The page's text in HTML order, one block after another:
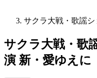
サクラ大戦・歌謡
サクラ大戦・歌
演 新・愛ゆえに